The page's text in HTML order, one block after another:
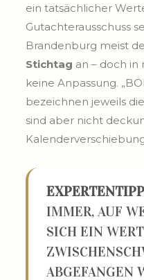
ein tatsächlicher
Gutachterausschuss
Brandenburg meist
Stichtag an – doch
keine Anpassung.
bezeichnen jeweils
sind aber nicht
IMMER, AUF
SICH EIN
ABGEFANGEN